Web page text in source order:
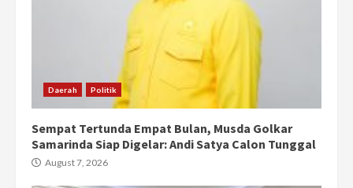
Daerah Politik
Sempat Tertunda Empat Bulan, Musda Golkar
Samarinda Siap Digelar: Andi Satya Calon Tunggal
August 7, 2026